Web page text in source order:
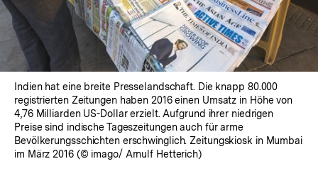
Indien hat eine breite Presselandschaft. Die knapp 80.000
registrierten Zeitungen haben 2016 einen Umsatz in Höhe von
4,76 Milliarden US-Dollar erzielt. Aufgrund ihrer niedrigen
Preise sind indische Tageszeitungen auch für arme
Bevölkerungsschichten erschwinglich. Zeitungskiosk in Mumbai
im März 2016 (© imago/ Arnulf Hetterich)